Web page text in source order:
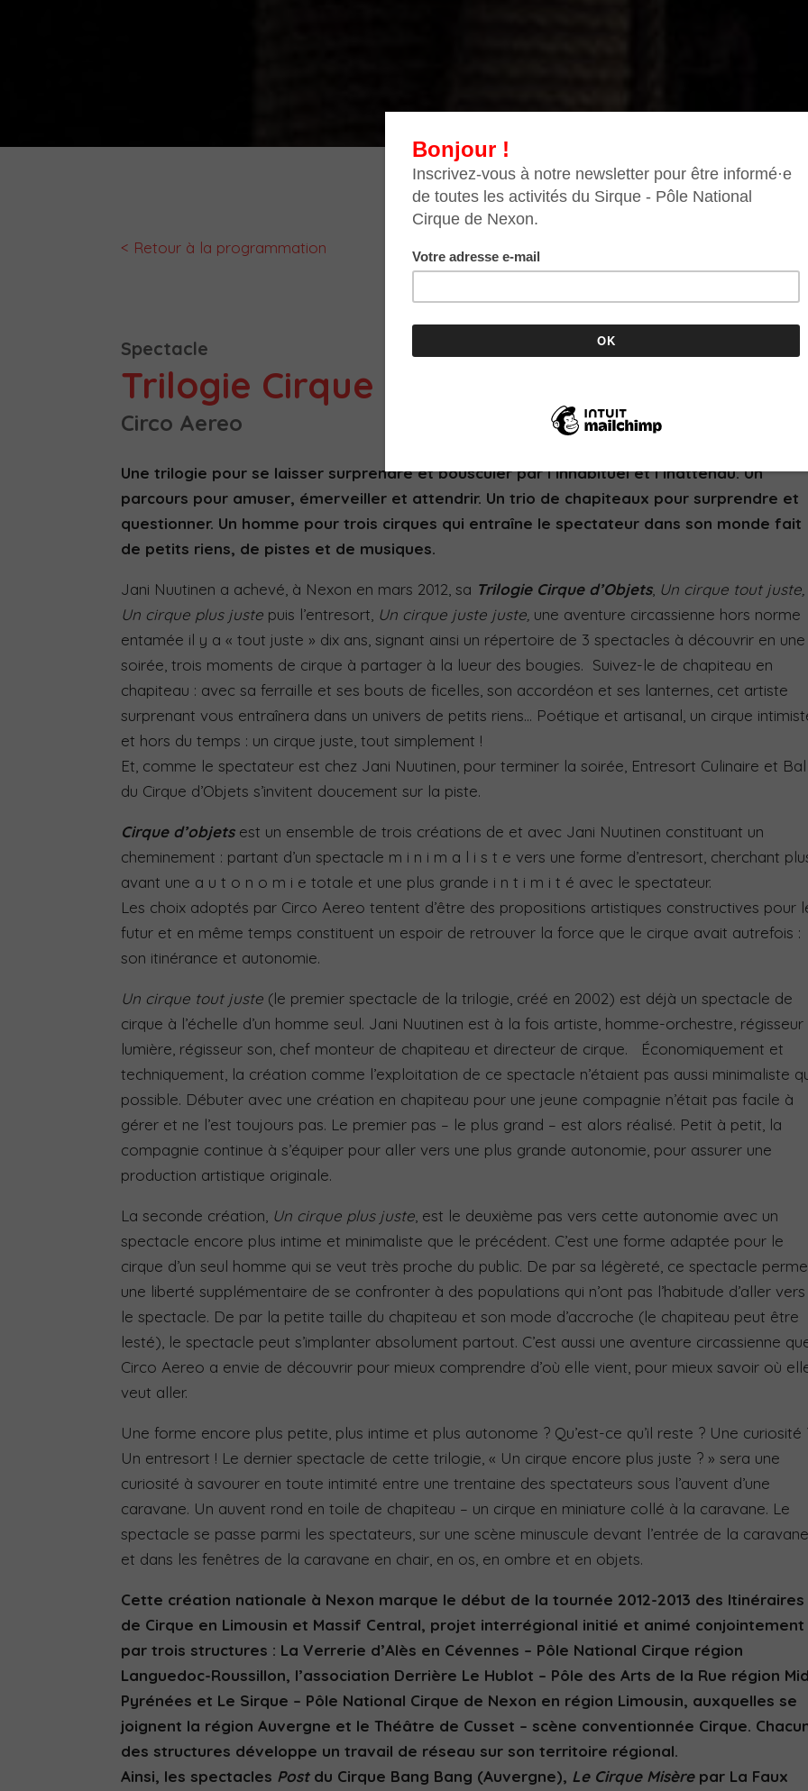
< Retour à la programmation
Spectacle
Trilogie Cirque d’objets
Circo Aereo
Une trilogie pour se laisser surprendre et bousculer par l’inhabituel et l’inattendu. Un
parcours pour amuser, émerveiller et attendrir. Un trio de chapiteaux pour surprendre et
questionner. Un homme pour trois cirques qui entraîne le spectateur dans son monde fait
de petits riens, de pistes et de musiques.
Jani Nuutinen a achevé, à Nexon en mars 2012, sa Trilogie Cirque d’Objets, Un cirque tout juste,
Un cirque plus juste puis l’entresort, Un cirque juste juste, une aventure circassienne hors norme
entamée il y a « tout juste » dix ans, signant ainsi un répertoire de 3 spectacles à découvrir en une
soirée, trois moments de cirque à partager à la lueur des bougies. Suivez-le de chapiteau en
chapiteau : avec sa ferraille et ses bouts de ficelles, son accordéon et ses lanternes, cet artiste
surprenant vous entraînera dans un univers de petits riens… Poétique et artisanal, un cirque
et hors du temps : un cirque juste, tout simplement !
Et, comme le spectateur est chez Jani Nuutinen, pour terminer la soirée, Entresort Culinaire et Bal
du Cirque d’Objets s’invitent doucement sur la piste.
Cirque d’objets est un ensemble de trois créations de et avec Jani Nuutinen constituant un
cheminement : partant d’un spectacle m i n i m a l i s t e vers une forme d’entresort, cherchant
avant une a u t o n o m i e totale et une plus grande i n t i m i t é avec le spectateur.
Les choix adoptés par Circo Aereo tentent d’être des propositions artistiques constructives pour
futur et en même temps constituent un espoir de retrouver la force que le cirque avait autrefois :
son itinérance et autonomie.
Un cirque tout juste (le premier spectacle de la trilogie, créé en 2002) est déjà un spectacle de
cirque à l’échelle d’un homme seul. Jani Nuutinen est à la fois artiste, homme-orchestre, régisseur
lumière, régisseur son, chef monteur de chapiteau et directeur de cirque. Économiquement et
techniquement, la création comme l’exploitation de ce spectacle n’étaient pas aussi minimaliste
possible. Débuter avec une création en chapiteau pour une jeune compagnie n’était pas facile à
gérer et ne l’est toujours pas. Le premier pas – le plus grand – est alors réalisé. Petit à petit, la
compagnie continue à s’équiper pour aller vers une plus grande autonomie, pour assurer une
production artistique originale.
La seconde création, Un cirque plus juste , est le deuxième pas vers cette autonomie avec un
spectacle encore plus intime et minimaliste que le précédent. C’est une forme adaptée pour le
cirque d’un seul homme qui se veut très proche du public. De par sa légèreté, ce spectacle
une liberté supplémentaire de se confronter à des populations qui n’ont pas l’habitude d’aller vers
le spectacle. De par la petite taille du chapiteau et son mode d’accroche (le chapiteau peut être
lesté), le spectacle peut s’implanter absolument partout. C’est aussi une aventure circassienne
Circo Aereo a envie de découvrir pour mieux comprendre d’où elle vient, pour mieux savoir où
veut aller.
Une forme encore plus petite, plus intime et plus autonome ? Qu’est-ce qu’il reste ? Une curiosité
Un entresort ! Le dernier spectacle de cette trilogie, « Un cirque encore plus juste ? » sera une
curiosité à savourer en toute intimité entre une trentaine des spectateurs sous l’auvent d’une
caravane. Un auvent rond en toile de chapiteau – un cirque en miniature collé à la caravane. Le
spectacle se passe parmi les spectateurs, sur une scène minuscule devant l’entrée de la caravane
et dans les fenêtres de la caravane en chair, en os, en ombre et en objets.
Cette création nationale à Nexon marque le début de la tournée 2012-2013 des Itinéraires
de Cirque en Limousin et Massif Central, projet interrégional initié et animé conjointement
par trois structures : La Verrerie d’Alès en Cévennes – Pôle National Cirque région
Languedoc-Roussillon, l’association Derrière Le Hublot – Pôle des Arts de la Rue région
Pyrénées et Le Sirque – Pôle National Cirque de Nexon en région Limousin, auxquelles se
joignent la région Auvergne et le Théâtre de Cusset – scène conventionnée Cirque.
des structures développe un travail de réseau sur son territoire régional.
Ainsi, les spectacles Postdu Cirque Bang Bang (Auvergne), Le Cirque Misèrepar La Faux